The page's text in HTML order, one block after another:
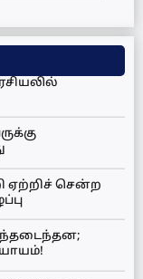
ஏற்றிச் சென்ற